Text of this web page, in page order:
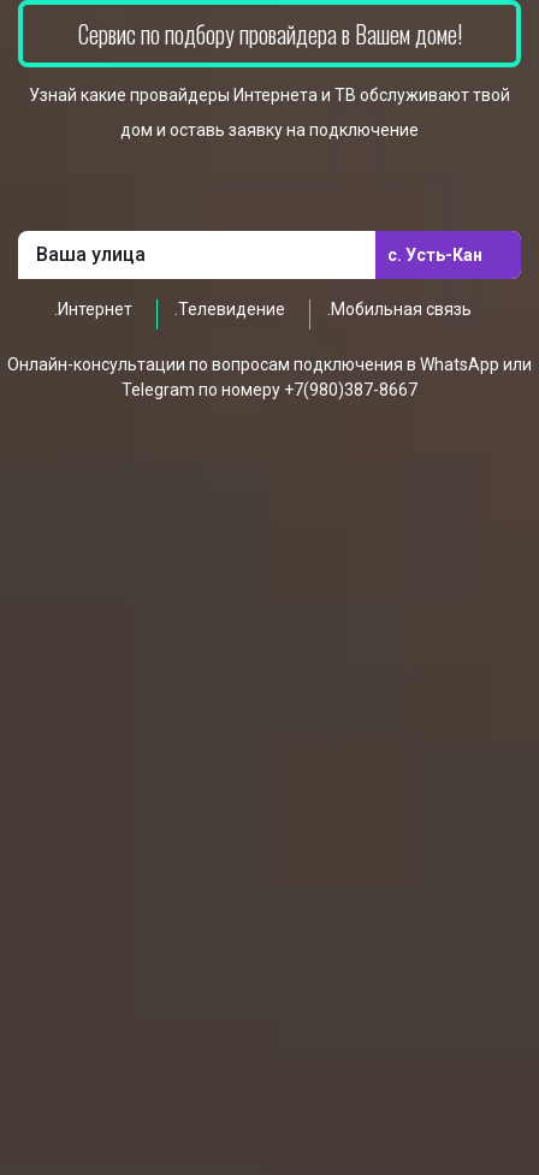
Сервис по подбору провайдера в Вашем доме!
Узнай какие провайдеры Интернета и ТВ обслуживают твой
дом и оставь заявку на подключение
с. Усть-Кан
.Интернет .Телевидение .Мобильная связь
Онлайн-консультации по вопросам подключения в WhatsApp или
Telegram по номеру +7(980)387-8667